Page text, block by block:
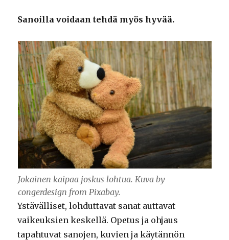
Sanoilla voidaan tehdä myös hyvää.
Jokainen kaipaa joskus lohtua. Kuva by
congerdesign from Pixabay.
Ystävälliset, lohduttavat sanat auttavat
vaikeuksien keskellä. Opetus ja ohjaus
tapahtuvat sanojen, kuvien ja käytännön